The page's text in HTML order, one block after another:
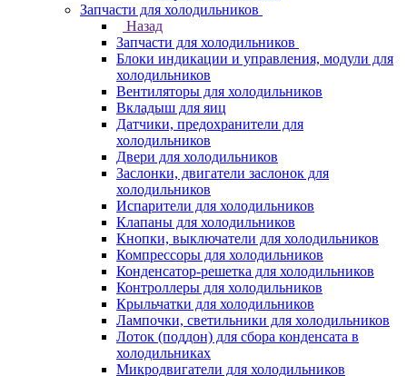
Запчасти для холодильников
Назад
Запчасти для холодильников
Блоки индикации и управления, модули для
холодильников
Вентиляторы для холодильников
Вкладыш для яиц
Датчики, предохранители для
холодильников
Двери для холодильников
Заслонки, двигатели заслонок для
холодильников
Испарители для холодильников
Клапаны для холодильников
Кнопки, выключатели для холодильников
Компрессоры для холодильников
Конденсатор-решетка для холодильников
Контроллеры для холодильников
Крыльчатки для холодильников
Лампочки, светильники для холодильников
Лоток (поддон) для сбора конденсата в
холодильниках
Микродвигатели для холодильников